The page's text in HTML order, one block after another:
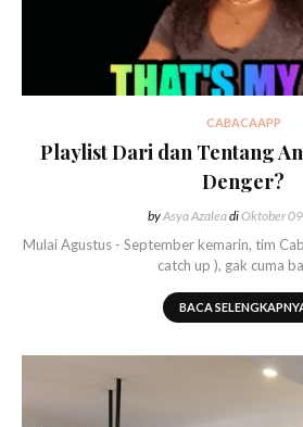
CABACAAPP
Playlist Dari dan Tentang
Denger?
byAsya AzaleadiOktober
Mulai Agustus - September kemarin, tim
catch up ), gak cuma
BACA